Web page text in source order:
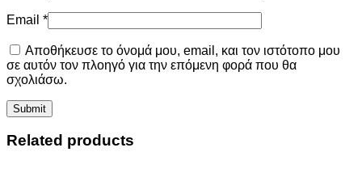
Email *
Αποθήκευσε το όνομά μου, email, και τον ιστότοπο μου
σε αυτόν τον πλοηγό για την επόμενη φορά που θα
σχολιάσω.
Related products